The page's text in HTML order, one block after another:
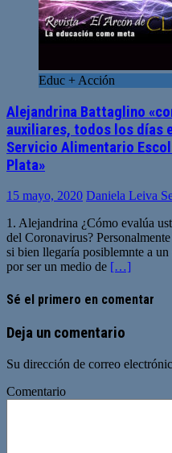
Educ + Acción
Alejandrina Battaglino
auxiliares, todos los días
Servicio Alimentario
Plata»
15 mayo, 2020 Daniela Leiva
1. Alejandrina ¿Cómo evalúa
del Coronavirus?
si bien llegaría posiblemnte a
por ser un medio de […]
Sé el primero en comentar
Deja un comentario
Su dirección de correo
Comentario